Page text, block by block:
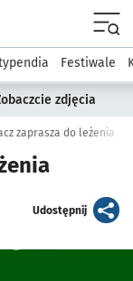
Kultura
Festiwale
zdjęcia
zaprasza do leżenia
Udostępnijartykuł